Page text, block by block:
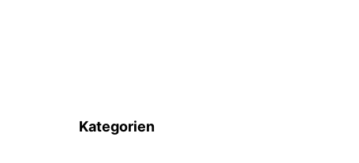
Kategorien